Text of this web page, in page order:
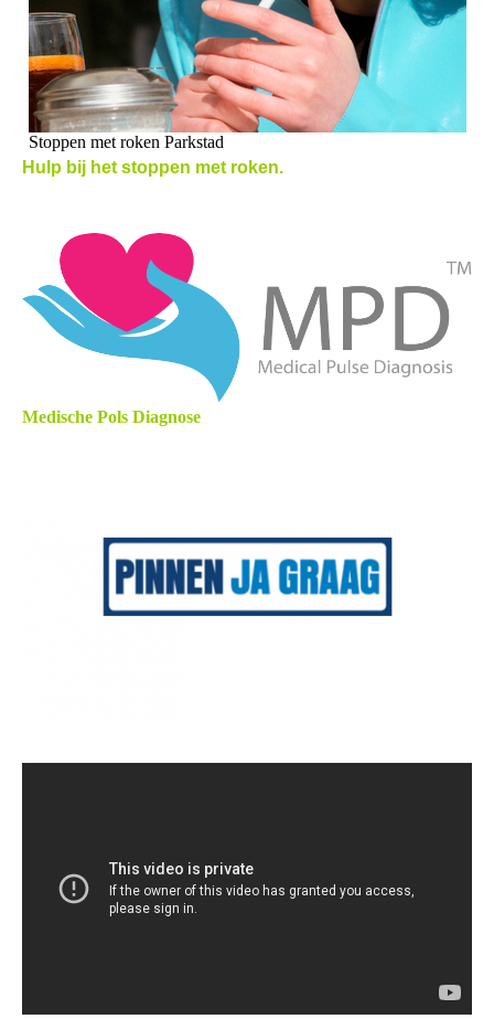
Stoppen met roken Parkstad
Hulp bij het stoppen met roken.
Medische Pols Diagnose